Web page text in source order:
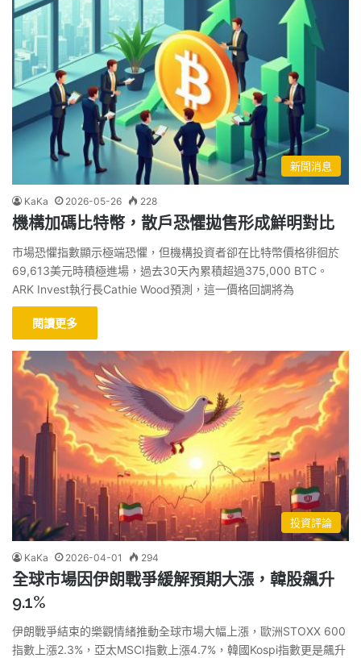
新聞消息
KaKa 2026-05-26 228
機構加碼比特幣，散戶恐懼拋售形成鮮明對比
市場恐懼指數顯示極端恐懼，但機構投資者卻在比特幣價格徘徊於
69,613美元時積極進場，過去30天內累積超過375,000 BTC。
ARK Invest執行長Cathie Wood預測，這一價格回調將為
閱讀更多
投資評論
KaKa 2026-04-01 294
全球市場因伊朗戰爭緩解預期大漲，韓股飆升
9.1%
伊朗戰爭結束的樂觀情緒推動全球市場大幅上漲，歐洲STOXX 600
指數上漲2.3%，亞太MSCI指數上漲4.7%，韓國Kospi指數更是飆升